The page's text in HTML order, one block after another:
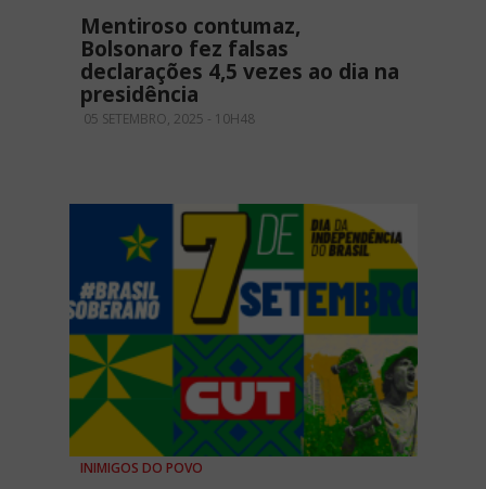
Mentiroso contumaz,
Bolsonaro fez falsas
declarações 4,5 vezes ao dia na
presidência
05 SETEMBRO, 2025 - 10H48
INIMIGOS DO POVO